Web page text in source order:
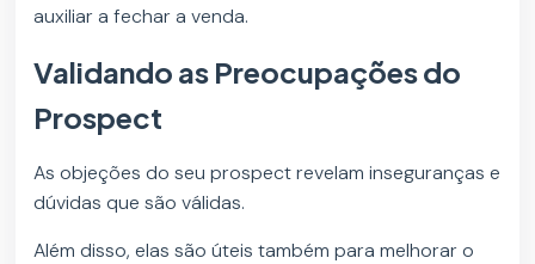
auxiliar a fechar a venda.
Validando as Preocupações do
Prospect
As objeções do seu prospect revelam inseguranças e
dúvidas que são válidas.
Além disso, elas são úteis também para melhorar o